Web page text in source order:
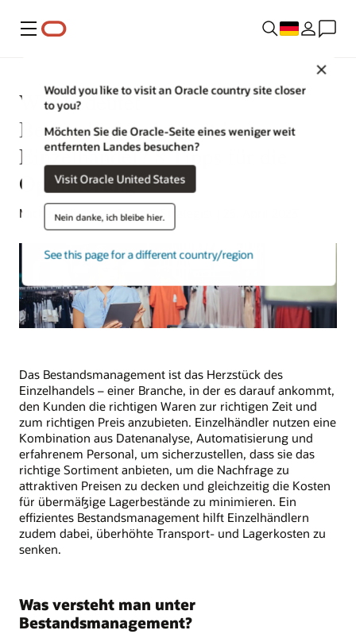
Menü
Would you like to visit an Oracle country site closer
to you?
Möchten Sie die Oracle-Seite eines weniger weit
entfernten Landes besuchen?
Visit Oracle United States
Nein danke, ich bleibe hier.
See this page for a different country/region
Was bedeutet
Bestandsmanagement im
Einzelhandel? 8 Tipps für die
Optimierung
Michael Hickins | Content Strategist | 25. April 2023
Das Bestandsmanagement ist das Herzstück des
Einzelhandels – einer Branche, in der es darauf ankommt,
den Kunden die richtigen Waren zur richtigen Zeit und
zum richtigen Preis anzubieten. Einzelhändler nutzen eine
Kombination aus Datenanalyse, Automatisierung und
erfahrenem Personal, um sicherzustellen, dass sie das
richtige Sortiment anbieten, um die Nachfrage zu
attraktiven Preisen zu decken und gleichzeitig die Kosten
für übermäßige Lagerbestände zu minimieren. Ein
effizientes Bestandsmanagement hilft Einzelhändlern
zudem dabei, überhöhte Transport- und Lagerkosten zu
senken.
Was versteht man unter
Bestandsmanagement?